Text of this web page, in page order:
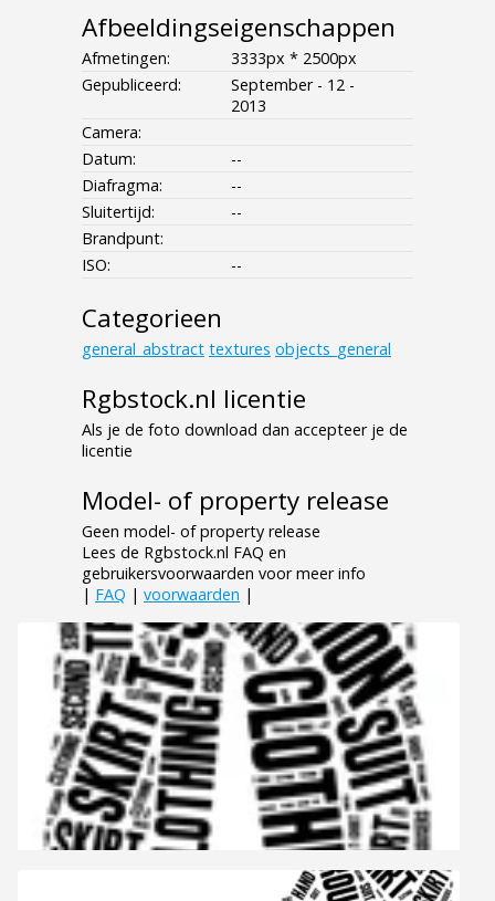
Afbeeldingseigenschappen
Afmetingen:
3333px * 2500px
Gepubliceerd:
September - 12 -
2013
Camera:
Datum:
--
Diafragma:
--
Sluitertijd:
--
Brandpunt:
ISO:
--
Categorieen
general_abstract textures objects_general
Rgbstock.nl licentie
Als je de foto download dan accepteer je de
licentie
Model- of property release
Geen model- of property release
Lees de Rgbstock.nl FAQ en
gebruikersvoorwaarden voor meer info
| FAQ | voorwaarden |